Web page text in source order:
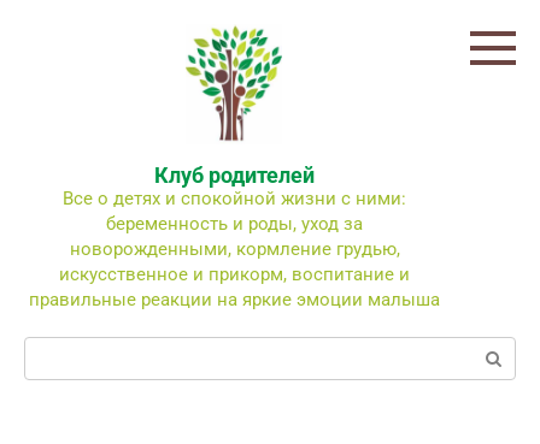
Клуб родителей
Все о детях и спокойной жизни с ними:
беременность и роды, уход за
новорожденными, кормление грудью,
искусственное и прикорм, воспитание и
правильные реакции на яркие эмоции малыша
Поиск: